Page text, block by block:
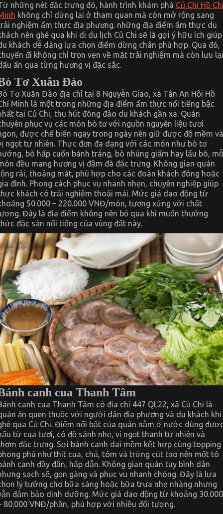
những nét đặc trưng đó, hành trình khám phá Củ Chi Hồ
không chỉ dừng lại ở tham quan mà còn mở rộng sang
nghiệm ẩm thực địa phương. những địa điểm ẩm thực du
nên ghé qua khi di du lịch Củ Chi sẽ là gợi ý hữu ích giúp
khách dễ dàng lựa chọn điểm dừng chân phù hợp. Qua đó,
đi không chỉ trọn vẹn về mặt trải nghiệm mà còn lưu lại
ấn qua từng hương vị đặc sắc.
Tơ Xuân Đào
Tơ Xuân Đào địa chỉ tại 8 Nguyễn Giao, xã Tân An Hội Hồ
Minh là một trong những địa điểm ẩm thực nổi tiếng bậc
tại Củ Chi, thu hút đông đảo du khách gần xa. Quán
phục vụ các món bò tơ với nguồn nguyên liệu tươi
được chế biến ngay trong ngày nên giữ được độ mềm và
ngọt tự nhiên. Thực đơn đa dạng với các món như bò tơ
bò hấp cuốn bánh tráng, bò nhúng giấm hay lẩu bò,
đều mang hương vị đậm đà đặc trưng. Không gian quán
rãi, thoáng mát, phù hợp cho các đoàn khách đông hoặc
đình. Phong cách phục vụ nhanh nhẹn, chuyên nghiệp giúp
khách có trải nghiệm thoải mái. Mức giá dao động từ
50.000 – 220.000 VNĐ/món, tương xứng với chất
Đây là địa điểm không nên bỏ qua khi muốn thưởng
đặc sản nổi tiếng của vùng đất này.
canh cua Thanh Tâm
canh cua Thanh Tâm có địa chỉ 447 QL22, xã Củ Chi là
ăn quen thuộc với người dân địa phương và du khách khi
qua Củ Chi. Điểm nổi bật của quán nằm ở nước dùng
từ cua tươi, có độ sánh nhẹ, vị ngọt thanh tự nhiên và
đặc trưng. Sợi bánh canh dai mềm kết hợp cùng topping
phú như thịt cua, chả, tôm và trứng cút tạo nên một tô
canh đầy đặn, hấp dẫn. Không gian quán tuy bình dân
sạch sẽ, gọn gàng và phục vụ nhanh chóng. Đây là lựa
lý tưởng cho bữa sáng hoặc bữa trưa nhẹ nhàng nhưng
đảm bảo dinh dưỡng. Mức giá dao động từ khoảng 30.000
80.000 VNĐ/phần, phù hợp với nhiều đối tượng.